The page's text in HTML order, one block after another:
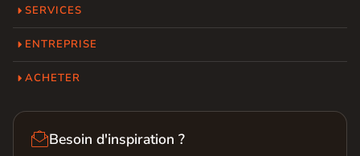
SERVICES
ENTREPRISE
ACHETER
Besoin d'inspiration ?